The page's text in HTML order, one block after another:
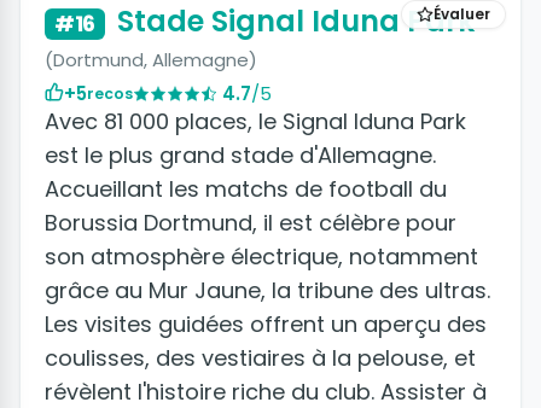
Évaluer
#16 Stade Signal Iduna Park
(Dortmund, Allemagne)
+5recos 4.7/5
Avec 81 000 places, le Signal Iduna Park
est le plus grand stade d'Allemagne.
Accueillant les matchs de football du
Borussia Dortmund, il est célèbre pour
son atmosphère électrique, notamment
grâce au Mur Jaune, la tribune des ultras.
Les visites guidées offrent un aperçu des
coulisses, des vestiaires à la pelouse, et
révèlent l'histoire riche du club. Assister à